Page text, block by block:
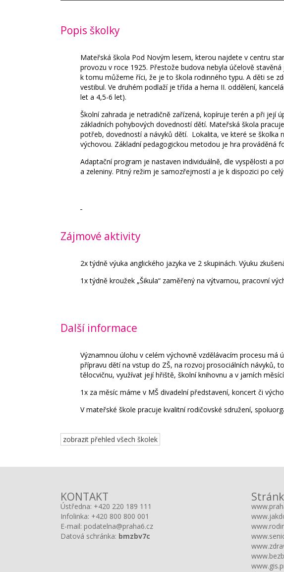
Popis školky
Mateřská škola Pod Novým lesem, kterou najdete v centru
provozu v roce 1925. Přestože budova nebyla účelově
k tomu můžeme říci, že je to škola rodinného typu. A děti se
vestibul. Ve druhém podlaží je třída a herna II. oddělení,
let a 4,5-6 let).
Školní zahrada je netradičně zařízená, kopíruje terén a při její
základních pohybových dovedností dětí. Mateřská škola
potřeb, dovedností a návyků dětí. Lokalita, ve které se školka
výchovou. Základní pedagogickou metodou je hra prováděná
Adaptační program je nastaven individuálně, dle vyspělosti a
a zeleniny. Pitný režim je samozřejmostí a je k dispozici po
Zájmové aktivity
2x týdně výuka anglického jazyka ve 2 skupinách. Výuku
1x týdně kroužek „Šikula“ zaměřený na výtvarnou, pracovní
Další informace
Významnou úlohu v celém výchovně vzdělávacím procesu
přípravu dětí na vstup do ZŠ, na rozvoj prosociálních návyků,
tělocvičnu, využívat její hřiště, školní knihovnu a v jarních
1x za měsíc máme v MŠ divadelní představení, koncert či
V mateřské škole pracuje kvalitní rodičovské sdružení,
zobrazit přehled všech školek
KONTAKT
Ústředna: +420 220 189 111
Infolinka: +420 800 800 001
E-mail: podatelna@praha6.cz
Datová schránka: bmzbv7c